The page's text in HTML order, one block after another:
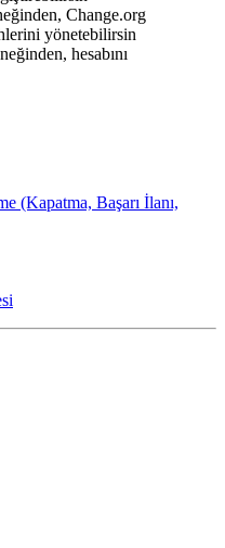
ğinden, Change.org
yönetebilirsin
ğinden, hesabını
(Kapatma, Başarı İlanı,